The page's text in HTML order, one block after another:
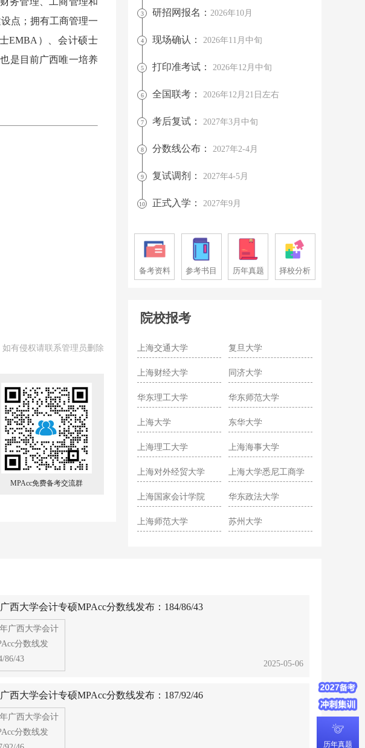
点；拥有工商管理一
EMBA）、会计硕士
是目前广西唯一培养
有侵权请联系管理员删除
MPAcc免费备考交流群
3 研招网报名： 2026年10月
4 现场确认： 2026年11月中旬
5 打印准考试： 2026年12月中旬
6 全国联考： 2026年12月21日左右
7 考后复试： 2027年3月中旬
8 分数线公布： 2027年2-4月
9 复试调剂： 2027年4-5月
10 正式入学： 2027年9月
备考资料 参考书目 历年真题 择校分析
院校报考
上海交通大学 复旦大学
上海财经大学 同济大学
华东理工大学 华东师范大学
上海大学 东华大学
上海理工大学 上海海事大学
上海对外经贸大学
上海大学悉尼工商学
上海国家会计学院 华东政法大学
上海师范大学 苏州大学
西大学会计专硕MPAcc分数线发布：184/86/43
2025-05-06
西大学会计专硕MPAcc分数线发布：187/92/46
历年真题